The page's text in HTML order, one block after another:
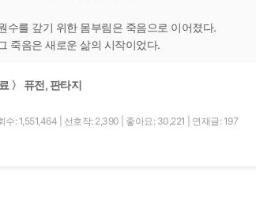
수를 갚기 위한 몸부림은 죽음으로 이어졌다.
죽음은 새로운 삶의 시작이었다.
〉 퓨전, 판타지
수: 1,551,464 선호작: 2,390 좋아요: 30,221 연재글: 197